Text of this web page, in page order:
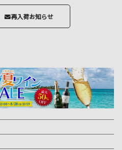
再入荷お知らせ